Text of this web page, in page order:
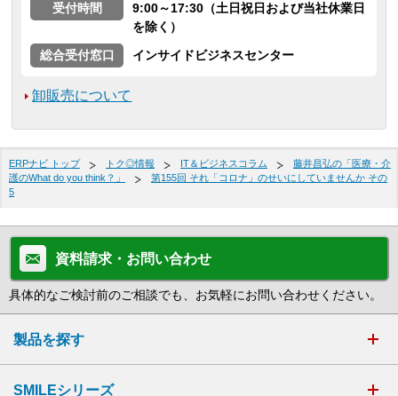
受付時間
9:00～17:30（土日祝日および当社休業日
を除く）
総合受付窓口
インサイドビジネスセンター
卸販売について
ERPナビ トップ トク◎情報 IT＆ビジネスコラム
藤井昌弘の「医療・介
護のWhat do you think？」
第155回 それ「コロナ」のせいにしていませんか その
5
資料請求・お問い合わせ
具体的なご検討前のご相談でも、お気軽にお問い合わせください。
製品を探す
SMILEシリーズ